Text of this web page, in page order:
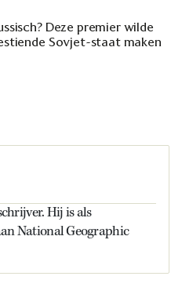
Deze premier wilde
Sovjet-staat maken
Hij is als
National Geographic